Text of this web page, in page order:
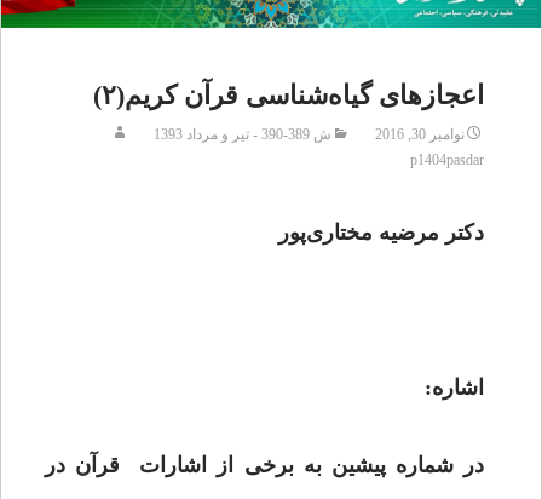
اعجازهای گیاه‌شناسی قرآن کریم(۲)
نوامبر 30, 2016
ش 389-390 - تیر و مرداد 1393
p1404pasdar
دکتر مرضیه مختاری‌پور
اشاره:
در شماره پیشین به برخی از اشارات قرآن در